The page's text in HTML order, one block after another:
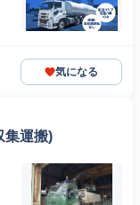
気になる
集運搬)